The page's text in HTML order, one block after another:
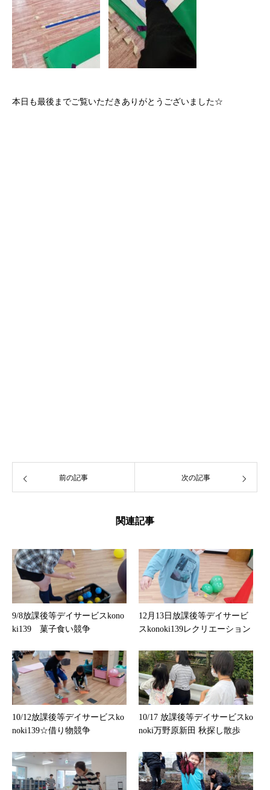
本日も最後までご覧いただきありがとうございました☆
前の記事 次の記事
関連記事
9/8放課後等デイサービスkono
ki139 菓子食い競争
12月13日放課後等デイサービ
スkonoki139レクリエーション
10/12放課後等デイサービスko
noki139☆借り物競争
10/17 放課後等デイサービスko
noki万野原新田 秋探し散歩